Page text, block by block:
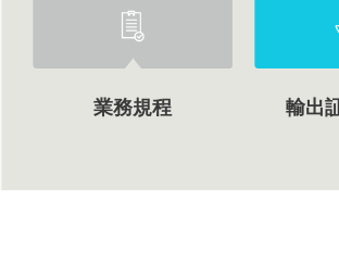
業務規程 輸出